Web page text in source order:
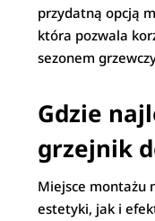
przydatną opcją
która pozwala
sezonem
Gdzie
grzejnik
Miejsce montażu
estetyki, jak i